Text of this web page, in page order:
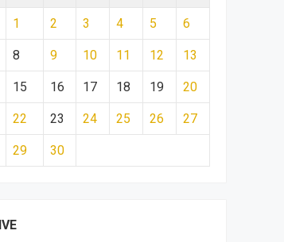
1 2 3 4 5 6
8 9 10 11 12 13
15 16 17 18 19 20
22 23 24 25 26 27
29 30